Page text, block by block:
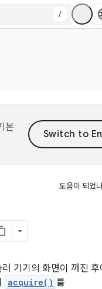
/
본
도움이 되었
기기의 화면이 꺼진
acquire() 를